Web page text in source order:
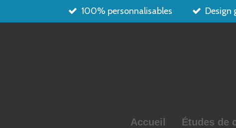
au
100% personnalisables Design
Accueil Études de